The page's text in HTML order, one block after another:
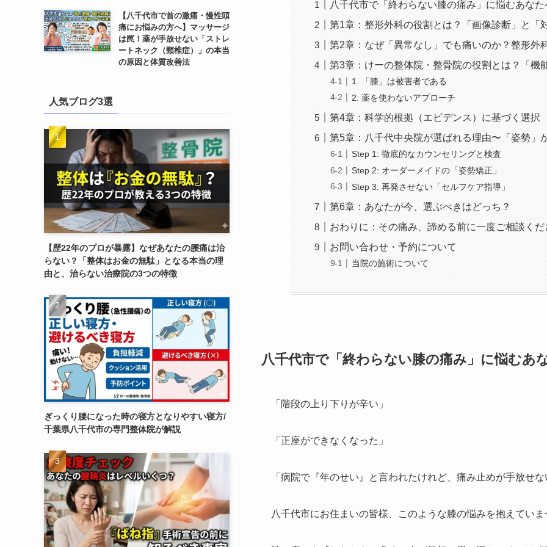
八千代市で「終わらない膝の痛み」に悩むあなた
第1章：整形外科の役割とは？「画像診断」と「
第2章：なぜ「異常なし」でも痛いのか？整形外
第3章：けーの整体院・整骨院の役割とは？「機
1. 「膝」は被害者である
2. 薬を使わないアプローチ
第4章：科学的根拠（エビデンス）に基づく選択
第5章：八千代中央院が選ばれる理由〜「姿勢」
Step 1: 徹底的なカウンセリングと検査
Step 2: オーダーメイドの「姿勢矯正」
Step 3: 再発させない「セルフケア指導」
第6章：あなたが今、選ぶべきはどっち？
おわりに：その痛み、諦める前に一度ご相談くだ
お問い合わせ・予約について
当院の施術について
八千代市で「終わらない膝の痛み」に悩むあ
「階段の上り下りが辛い」
「正座ができなくなった」
「病院で『年のせい』と言われたけれど、痛み止めが手放せな
八千代市にお住まいの皆様、このような膝の悩みを抱えていま
【八千代市で首の激痛・慢性頭
痛にお悩みの方へ】マッサージ
は罠！薬が手放せない「ストレ
ートネック（頸椎症）」の本当
の原因と体質改善法
人気ブログ3選
【歴22年のプロが暴露】なぜあなたの腰痛は治
らない？「整体はお金の無駄」となる本当の理
由と、治らない治療院の3つの特徴
ぎっくり腰になった時の寝方となりやすい寝方/
千葉県八千代市の専門整体院が解説